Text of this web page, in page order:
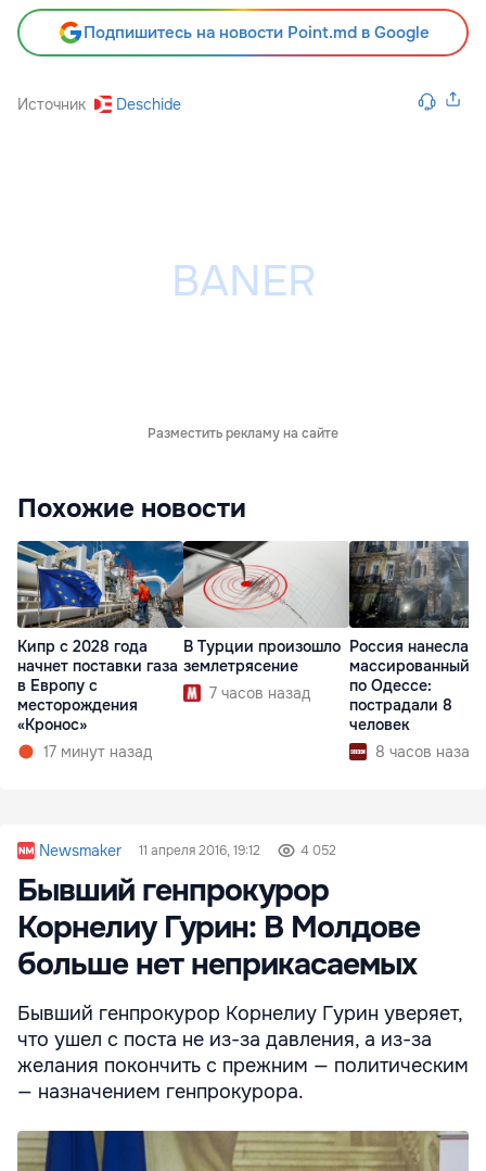
Подпишитесь на новости Point.md в Google
Источник Deschide
Разместить рекламу на сайте
Похожие новости
Кипр с 2028 года
начнет поставки газа
в Европу с
месторождения
«Кронос»
17 минут назад
В Турции произошло
землетрясение
7 часов назад
Россия нанесла
массированный
по Одессе:
пострадали 8
человек
8 часов назад
Newsmaker 11 апреля 2016, 19:12 4 052
Бывший генпрокурор
Корнелиу Гурин: В Молдове
больше нет неприкасаемых
Бывший генпрокурор Корнелиу Гурин уверяет,
что ушел с поста не из-за давления, а из-за
желания покончить с прежним — политическим
— назначением генпрокурора.